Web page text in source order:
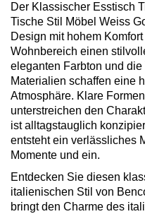
Der Klassischer Esstisch
Tische Stil Möbel Weiss
Design mit hohem
Wohnbereich einen
eleganten Farbton und
Materialien schaffen eine
Atmosphäre. Klare
unterstreichen den
ist alltagstauglich
entsteht ein verlässliches
Momente und ein.
Entdecken Sie diesen
italienischen Stil von
bringt den Charme des